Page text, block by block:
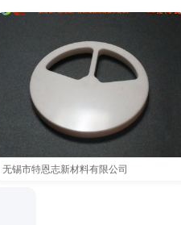
无锡市特恩志新材料有限公司